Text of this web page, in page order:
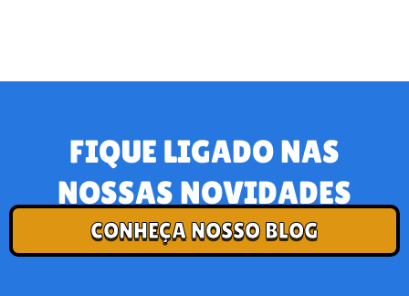
FIQUE LIGADO NAS
NOSSAS NOVIDADES
CONHEÇA NOSSO BLOG